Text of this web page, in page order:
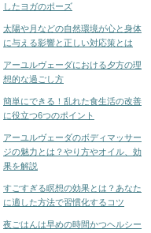
したヨガのポーズ
太陽や月などの自然環境が心と身体
に与える影響と正しい対応策とは
アーユルヴェーダにおける夕方の理
想的な過ごし方
簡単にできる！乱れた食生活の改善
に役立つ6つのポイント
アーユルヴェーダのボディマッサー
ジの魅力とは？やり方やオイル、効
果を解説
すごすぎる瞑想の効果とは？あなた
に適した方法で習慣化するコツ
夜ごはんは早めの時間かつヘルシー